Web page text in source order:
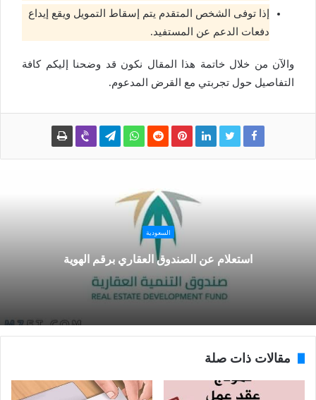
إذا توفى الشخص المتقدم يتم إسقاط التمويل ويقع إيداع
دفعات الدعم عن المستفيد.
والآن من خلال خاتمة هذا المقال نكون قد وضحنا إليكم كافة
التفاصيل حول تجربتي مع القرض المدعوم.
السعودية
استعلام عن الصندوق العقاري برقم الهوية
مقالات ذات صلة